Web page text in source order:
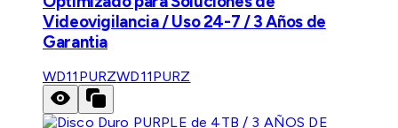
Videovigilancia / Uso 24-7 / 3 Años de
Garantia
WD11PURZWD11PURZ